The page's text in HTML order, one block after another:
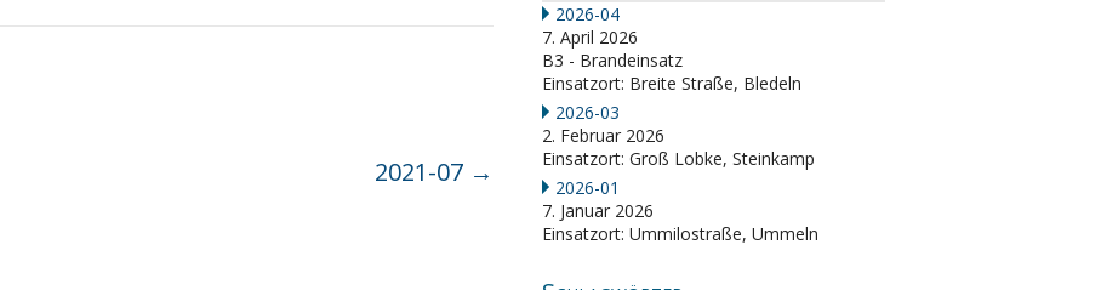
2026-04
7. April 2026
B3 - Brandeinsatz
Einsatzort: Breite Straße, Bledeln
2026-03
2. Februar 2026
Einsatzort: Groß Lobke, Steinkamp
2026-01
7. Januar 2026
Einsatzort: Ummilostraße, Ummeln
2021-07 →